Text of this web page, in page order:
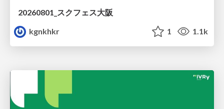
20260801_スクフェス大阪
kgnkhkr
1 1.1k